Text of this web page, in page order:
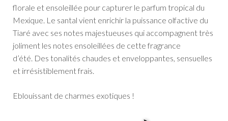
florale et ensoleillée pour capturer le parfum tropical du
Mexique. Le santal vient enrichir la puissance olfactive du
Tiaré avec ses notes majestueuses qui accompagnent très
joliment les notes ensoleillées de cette fragrance
d’été. Des tonalités chaudes et enveloppantes, sensuelles
et irrésistiblement frais.
Eblouissant de charmes exotiques !